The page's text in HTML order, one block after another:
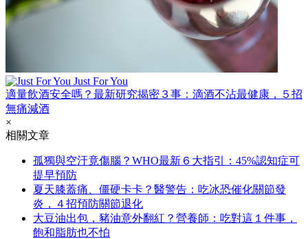
Just For You
適量飲酒安全嗎？最新研究揭密３事：滴酒不沾最健康，５招
無痛減酒
×
相關文章
孤獨與空汙竟傷腦？WHO最新６大指引：45%認知症可
提早預防
夏天膝蓋痛、僵硬卡卡？醫警告：吃冰恐催化關節發
炎，４招預防關節退化
大豆油出包，豬油意外翻紅？營養師：吃對這１件事，
飽和脂肪也不怕